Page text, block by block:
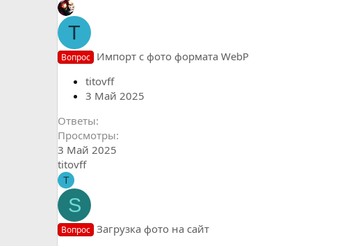
T
Вопрос Импорт с фото формата WebP
titovff
3 Май 2025
Ответы
Просмотры
3 Май 2025
titovff
T
S
Вопрос Загрузка фото на сайт